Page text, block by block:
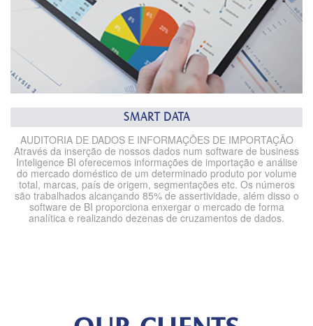
SMART DATA
AUDITORIA DE DADOS E INFORMAÇÕES DE IMPORTAÇÃO
Através da inserção de nossos dados num software de business
Inteligence BI oferecemos informações de importação e análise
do mercado doméstico de um determinado produto por volume
total, marcas, país de origem, segmentações etc. Os números
são trabalhados alcançando 85% de assertividade, além disso o
software de BI proporciona enxergar o mercado de forma
analítica e realizando dezenas de cruzamentos de dados.